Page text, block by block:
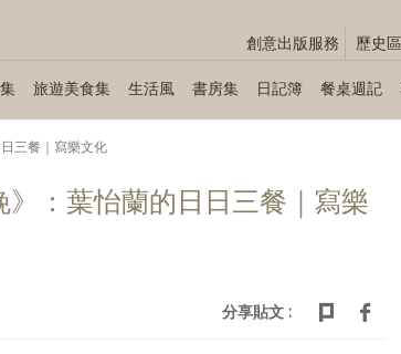
創意出版服務 歷史區
旅遊美食集 生活風 書房集 日記簿 餐桌週記
日三餐｜寫樂文化
》：葉怡蘭的日日三餐｜寫樂
分享貼文 :